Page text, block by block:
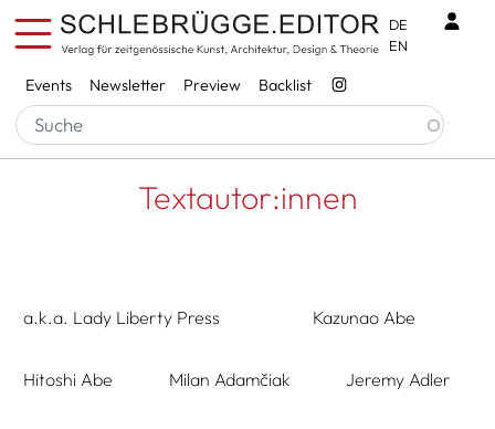
Skip to main content
Services
Events Newsletter Preview Backlist
DE
EN
Breadcrumb
Startseite Textautor:innen
Textautor:innen
a.k.a. Lady Liberty Press Kazunao Abe
Hitoshi Abe Milan Adamčiak Jeremy Adler